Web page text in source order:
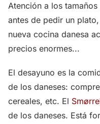
Atención a los
antes de pedir un
nueva cocina danesa
precios enormes...
El desayuno es la
de los daneses:
cereales, etc. El
de los daneses. Está